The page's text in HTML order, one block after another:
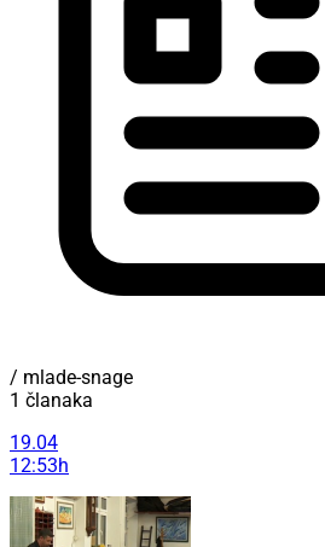
/ mlade-snage
1 članaka
19.04
12:53h